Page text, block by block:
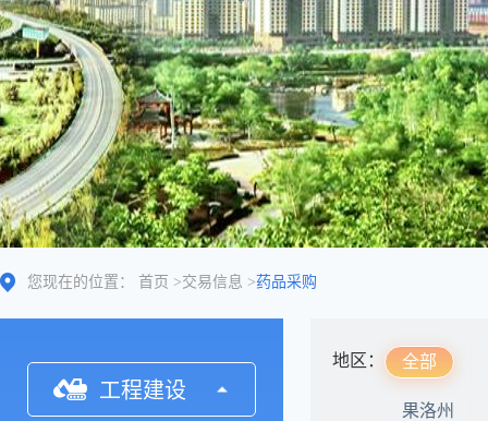
您现在的位置： 首页 >交易信息 >药品采购
工程建设
地区： 全部
果洛州